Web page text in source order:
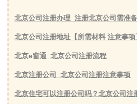
北京公司注册办理_注册北京公司需准
北京公司注册地址【所需材料 注意事项
北京e窗通_北京公司注册流程
北京注册公司_北京公司注册注意事项
北京住宅可以注册公司吗？北京公司注